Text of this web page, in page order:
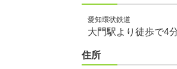
愛知環状鉄道
大門駅より徒歩で4
住所